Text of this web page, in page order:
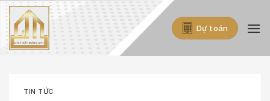
Skip
to
content
Dự toán
TIN TỨC